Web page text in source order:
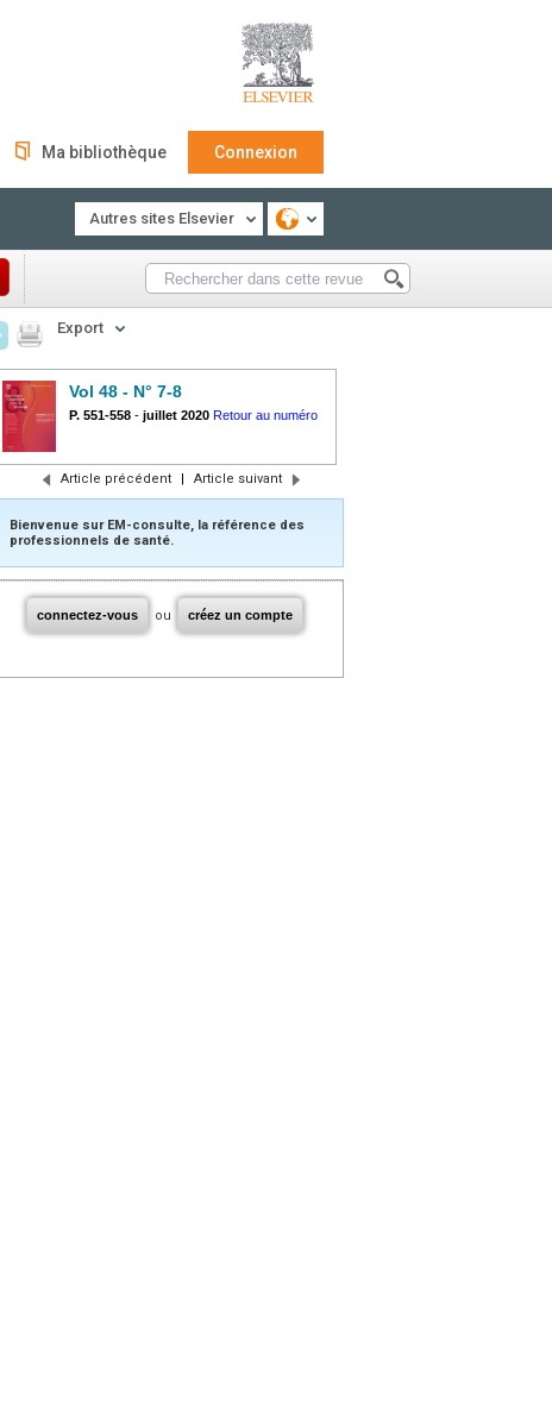
Ma bibliothèque Connexion
Autres sites Elsevier
Export
Vol 48 - N° 7-8
P. 551-558 - juillet 2020 Retour au numéro
Article précédent | Article suivant
Bienvenue sur EM-consulte, la référence des
professionnels de santé.
connectez-vous ou créez un compte